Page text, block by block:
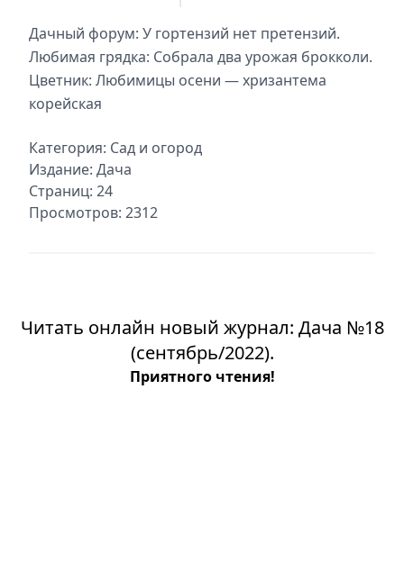
Дачный форум: У гортензий нет претензий.
Любимая грядка: Собрала два урожая брокколи.
Цветник: Любимицы осени — хризантема
корейская
Категория: Сад и огород
Издание: Дача
Страниц: 24
Просмотров: 2312
Читать онлайн новый журнал: Дача №18
(сентябрь/2022).
Приятного чтения!